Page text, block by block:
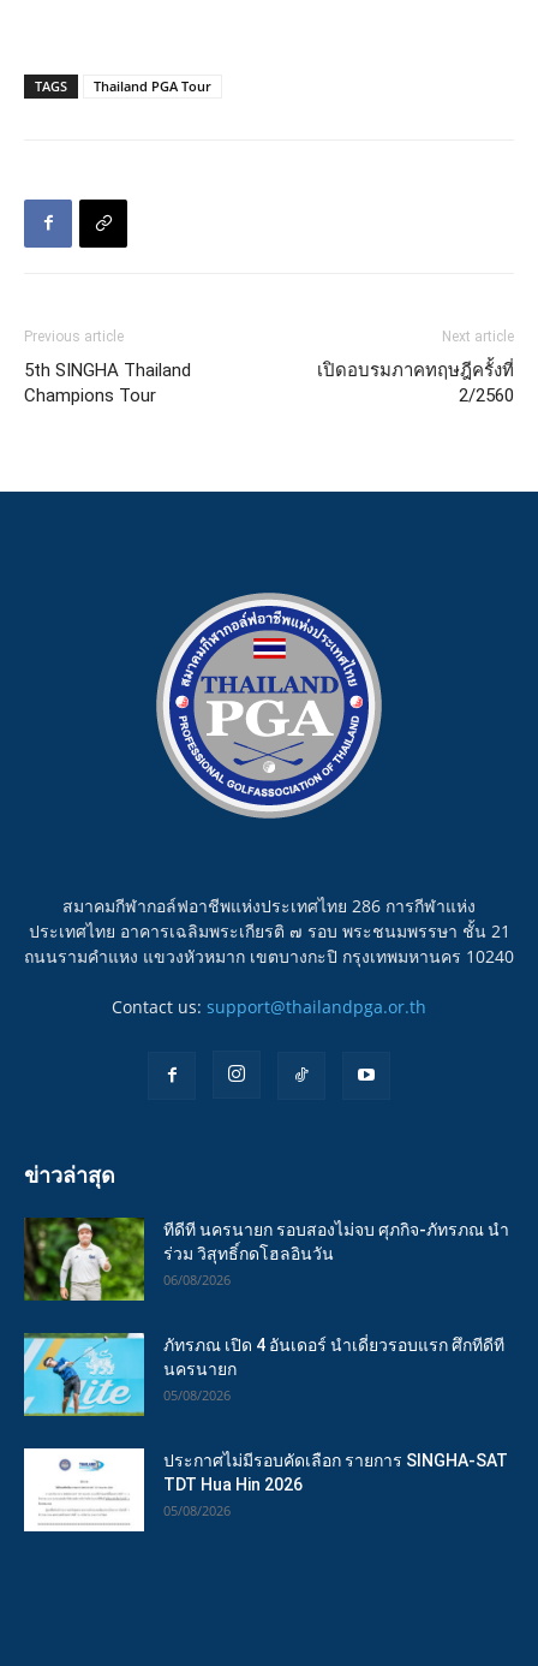
TAGS Thailand PGA Tour
Previous article
5th SINGHA Thailand
Champions Tour
Next article
เปิดอบรมภาคทฤษฎีครั้งที่
2/2560
สมาคมกีฬากอล์ฟอาชีพแห่งประเทศไทย 286 การกีฬาแห่ง
ประเทศไทย อาคารเฉลิมพระเกียรติ ๗ รอบ พระชนมพรรษา ชั้น 21
ถนนรามคำแหง แขวงหัวหมาก เขตบางกะปิ กรุงเทพมหานคร 10240
Contact us: support@thailandpga.or.th
ข่าวล่าสุด
ทีดีที นครนายก รอบสองไม่จบ ศุภกิจ-ภัทรภณ นำ
ร่วม วิสุทธิ์กดโฮลอินวัน
06/08/2026
ภัทรภณ เปิด 4 อันเดอร์ นำเดี่ยวรอบแรก ศึกทีดีที
นครนายก
05/08/2026
ประกาศไม่มีรอบคัดเลือก รายการ SINGHA-SAT
TDT Hua Hin 2026
05/08/2026